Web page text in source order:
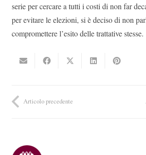
serie per cercare a tutti i costi di non far
per evitare le elezioni, si è deciso di non
compromettere l’esito delle trattative stesse.
Articolo precedente